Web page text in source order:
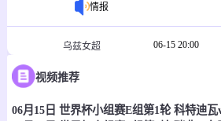
情报
乌兹女超 06-15 20:00
塔什干火车头女足
情报
视频推荐